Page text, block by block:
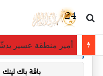
بحث عن
أمير منطقة عسير
توصيات :
باقة متميزة VIP (كود: AA11138):
باقة باك لينك